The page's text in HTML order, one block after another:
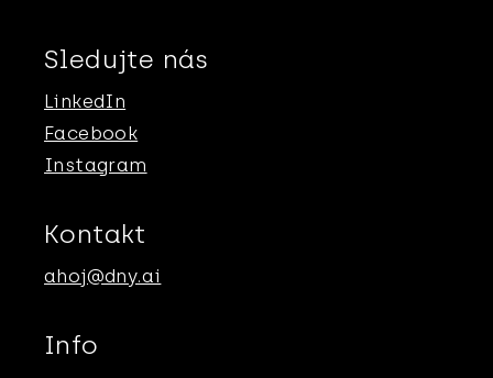
Sledujte nás
LinkedIn
Facebook
Instagram
Kontakt
ahoj@dny.ai
Info